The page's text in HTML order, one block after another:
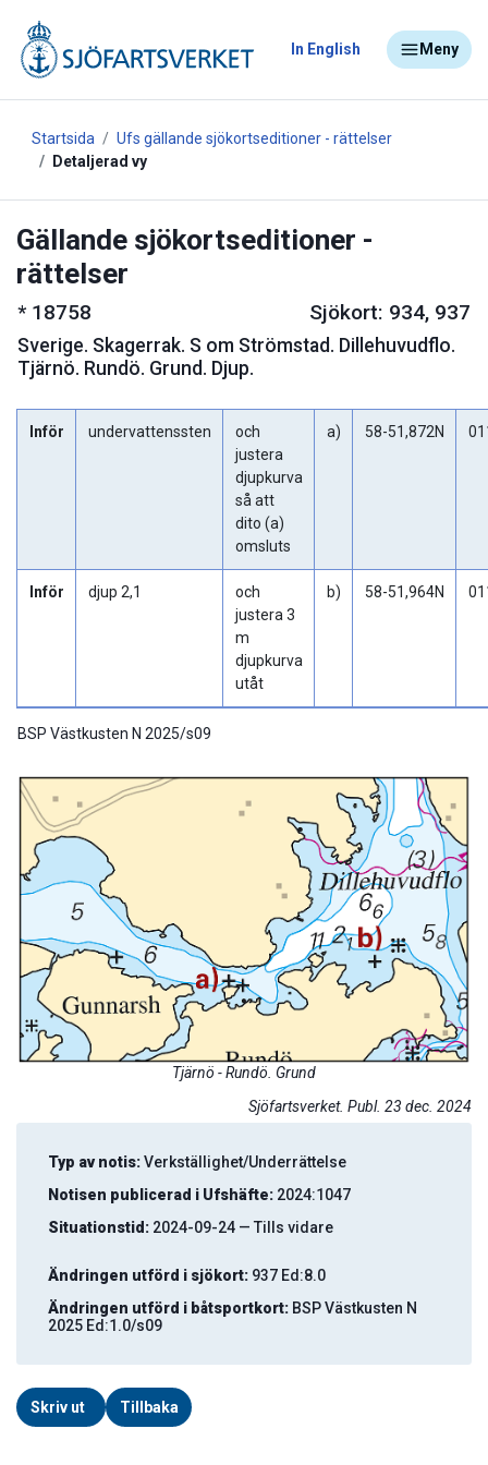
In English Meny
Startsida
Ufs gällande sjökortseditioner - rättelser
Detaljerad vy
Gällande sjökortseditioner -
rättelser
* 18758 Sjökort: 934, 937
Sverige. Skagerrak. S om Strömstad. Dillehuvudflo.
Tjärnö. Rundö. Grund. Djup.
Inför undervattenssten
och
justera
djupkurva
så att
dito (a)
omsluts
a) 58-51,872N
Inför djup 2,1
och
justera 3
m
djupkurva
utåt
b) 58-51,964N
BSP Västkusten N 2025/s09
Tjärnö - Rundö. Grund
Sjöfartsverket. Publ. 23 dec. 2024
Typ av notis:Verkställighet/Underrättelse
Notisen publicerad i Ufshäfte: 2024:1047
Situationstid: 2024-09-24 — Tills vidare
Ändringen utförd i sjökort: 937 Ed:8.0
Ändringen utförd i båtsportkort: BSP Västkusten N
2025 Ed:1.0/s09
Skriv ut Tillbaka